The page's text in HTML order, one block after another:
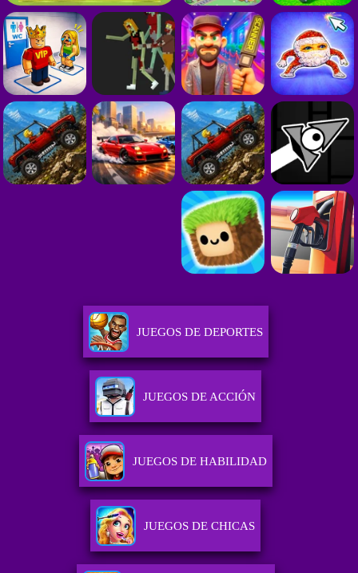
JUEGOS DE DEPORTES
JUEGOS DE ACCIÓN
JUEGOS DE HABILIDAD
JUEGOS DE CHICAS